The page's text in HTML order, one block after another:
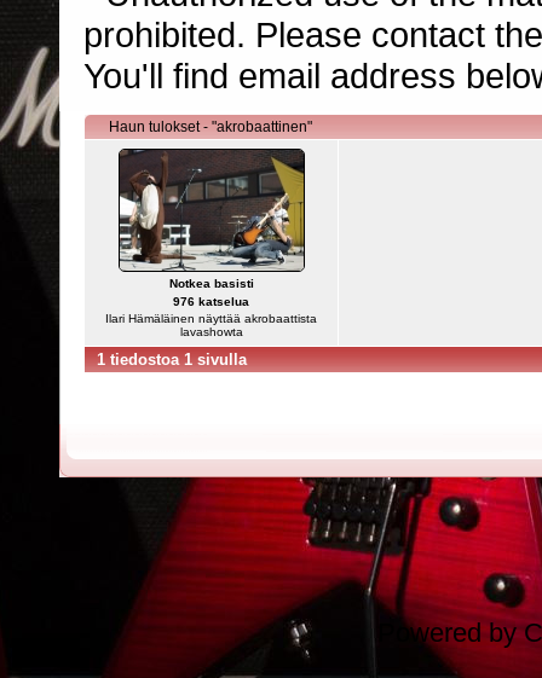
prohibited. Please contact
You'll find email address
Haun tulokset - "akrobaattinen"
Notkea basisti
976 katselua
Ilari Hämäläinen näyttää akrobaattista
lavashowta
1 tiedostoa 1 sivulla
Powered by